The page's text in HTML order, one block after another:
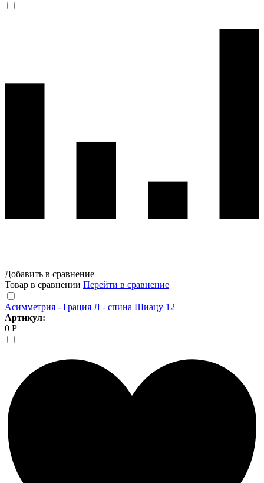
Добавить в сравнение
Товар в сравнении Перейти в сравнение
Асимметрия - Грация Л - спина Шиацу 12
Артикул:
0 Р